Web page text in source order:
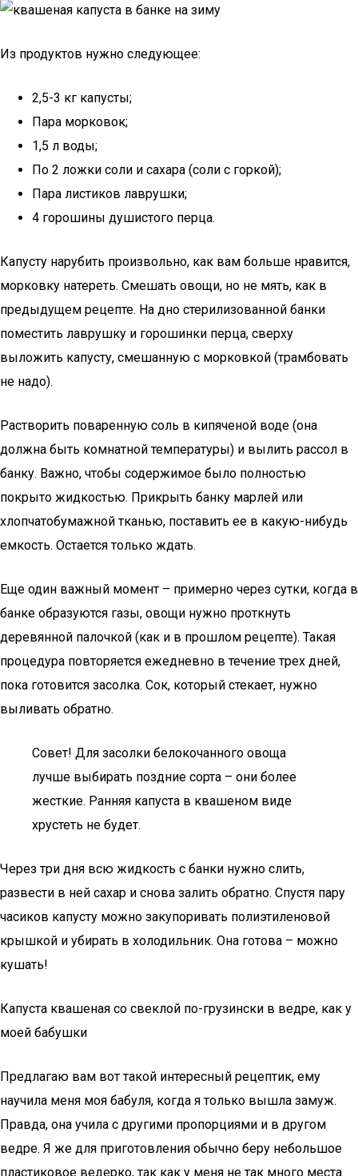
Из продуктов нужно следующее:
2,5-3 кг капусты;
Пара морковок;
1,5 л воды;
По 2 ложки соли и сахара (соли с горкой);
Пара листиков лаврушки;
4 горошины душистого перца.
Капусту нарубить произвольно, как вам больше нравится,
морковку натереть. Смешать овощи, но не мять, как в
предыдущем рецепте. На дно стерилизованной банки
поместить лаврушку и горошинки перца, сверху
выложить капусту, смешанную с морковкой (трамбовать
не надо).
Растворить поваренную соль в кипяченой воде (она
должна быть комнатной температуры) и вылить рассол в
банку. Важно, чтобы содержимое было полностью
покрыто жидкостью. Прикрыть банку марлей или
хлопчатобумажной тканью, поставить ее в какую-нибудь
емкость. Остается только ждать.
Еще один важный момент – примерно через сутки, когда в
банке образуются газы, овощи нужно проткнуть
деревянной палочкой (как и в прошлом рецепте). Такая
процедура повторяется ежедневно в течение трех дней,
пока готовится засолка. Сок, который стекает, нужно
выливать обратно.
Совет! Для засолки белокочанного овоща
лучше выбирать поздние сорта – они более
жесткие. Ранняя капуста в квашеном виде
хрустеть не будет.
Через три дня всю жидкость с банки нужно слить,
развести в ней сахар и снова залить обратно. Спустя пару
часиков капусту можно закупоривать полиэтиленовой
крышкой и убирать в холодильник. Она готова – можно
кушать!
Капуста квашеная со свеклой по-грузински в ведре, как у
моей бабушки
Предлагаю вам вот такой интересный рецептик, ему
научила меня моя бабуля, когда я только вышла замуж.
Правда, она учила с другими пропорциями и в другом
ведре. Я же для приготовления обычно беру небольшое
пластиковое ведерко, так как у меня не так много места